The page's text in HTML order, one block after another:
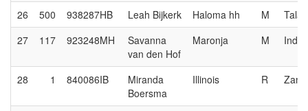
26
500 938287HB Leah Bijkerk Haloma hh M
Talan
27
117 923248MH
Savanna
van den Hof
Maronja M
28 1 840086IB
Miranda
Boersma
Illinois R